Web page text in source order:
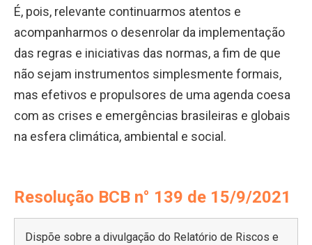
É, pois, relevante continuarmos atentos e
acompanharmos o desenrolar da implementação
das regras e iniciativas das normas, a fim de que
não sejam instrumentos simplesmente formais,
mas efetivos e propulsores de uma agenda coesa
com as crises e emergências brasileiras e globais
na esfera climática, ambiental e social.
Resolução BCB n° 139 de 15/9/2021
Dispõe sobre a divulgação do Relatório de Riscos e